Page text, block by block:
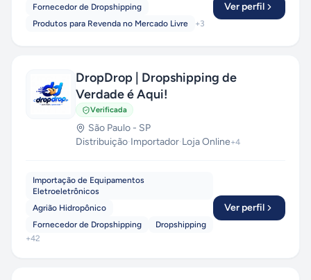
Fornecedor de Dropshipping
Produtos para Revenda no Mercado Livre
+3
Ver perfil
DropDrop | Dropshipping de
Verdade é Aqui!
Verificada
São Paulo - SP
Distribuição·Importador·Loja Online+4
Importação de Equipamentos
Eletroeletrônicos
Agrião Hidropônico
Fornecedor de Dropshipping
Dropshipping
+42
Ver perfil